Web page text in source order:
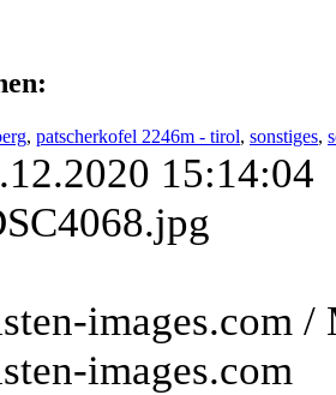
, patscherkofel 2246m - tirol, sonstiges,
15:14:04
images.com
images.com